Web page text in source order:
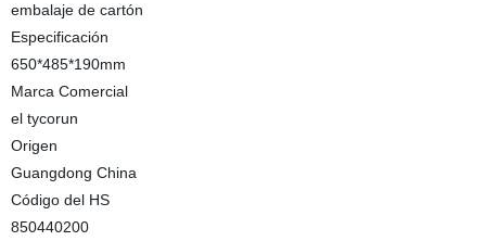
embalaje de cartón
Especificación
650*485*190mm
Marca Comercial
el tycorun
Origen
Guangdong China
Código del HS
850440200